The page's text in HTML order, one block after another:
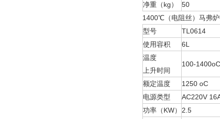
净重（kg）
50
1400℃（电阻丝）马弗
型号
TL0614
使用容积
6L
温度
上升时间
100-
额定温度
1250 oC
电源类型
AC220V
功率（KW）
2.5